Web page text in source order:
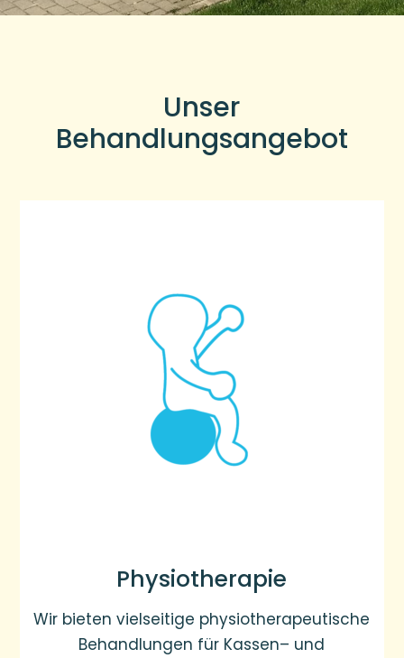
Unser
Behandlungsangebot
Physiotherapie
Wir bieten vielseitige physiotherapeutische
Behandlungen für Kassen– und